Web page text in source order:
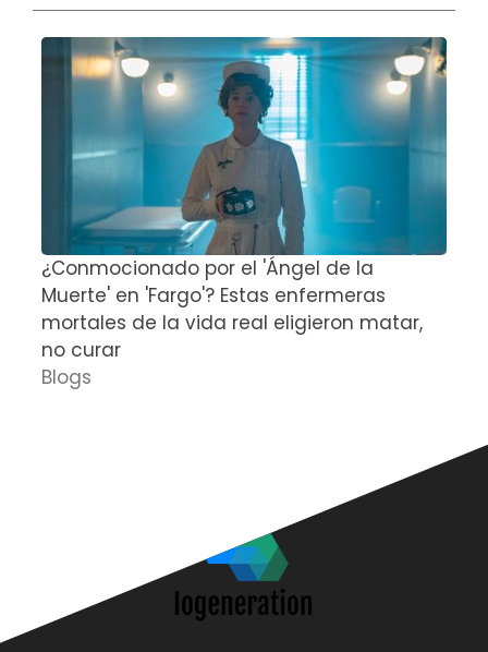
¿Conmocionado por el 'Ángel de la
Muerte' en 'Fargo'? Estas enfermeras
mortales de la vida real eligieron matar,
no curar
Blogs